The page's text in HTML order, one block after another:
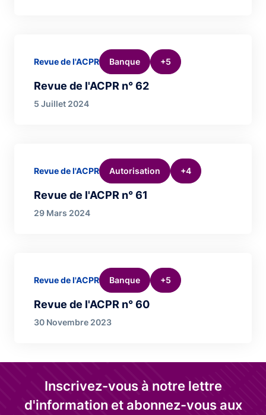
Revue de l'ACPR n° 62
Revue de l'ACPR Banque +5
5 Juillet 2024
Revue de l'ACPR n° 61
Revue de l'ACPR Autorisation +4
29 Mars 2024
Revue de l'ACPR n° 60
Revue de l'ACPR Banque +5
30 Novembre 2023
Inscrivez-vous à notre lettre
d'information et abonnez-vous aux